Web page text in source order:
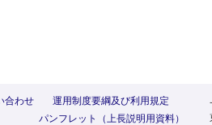
合わせ
運用制度要綱及び利用規定
パンフレット（上長説明用資料）